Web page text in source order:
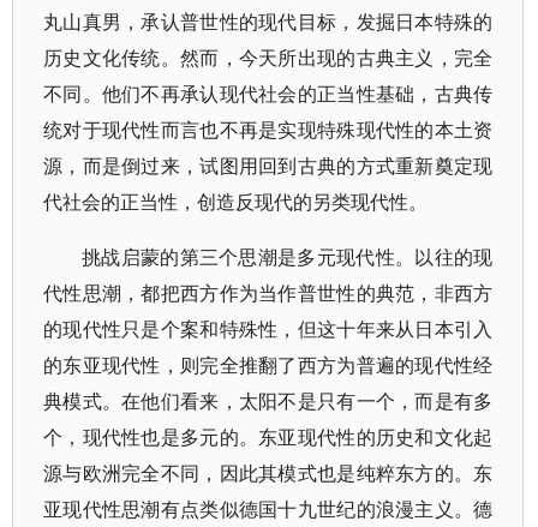
丸山真男，承认普世性的现代目标，发掘日本特殊的
历史文化传统。然而，今天所出现的古典主义，完全
不同。他们不再承认现代社会的正当性基础，古典传
统对于现代性而言也不再是实现特殊现代性的本土资
源，而是倒过来，试图用回到古典的方式重新奠定现
代社会的正当性，创造反现代的另类现代性。
挑战启蒙的第三个思潮是多元现代性。以往的现
代性思潮，都把西方作为当作普世性的典范，非西方
的现代性只是个案和特殊性，但这十年来从日本引入
的东亚现代性，则完全推翻了西方为普遍的现代性经
典模式。在他们看来，太阳不是只有一个，而是有多
个，现代性也是多元的。东亚现代性的历史和文化起
源与欧洲完全不同，因此其模式也是纯粹东方的。东
亚现代性思潮有点类似德国十九世纪的浪漫主义。德